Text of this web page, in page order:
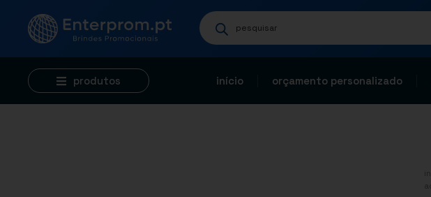
produtos início orçamento personalizado